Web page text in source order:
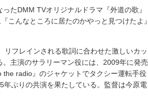
たDMM TVオリジナルドラマ『外道の歌』
こんなところに居たのかやっと見つけたよ』
フレインされる歌詞に合わせた激しいカッ
主演のサラリーマン役には、2009年に発売
radio』のジャケットでタクシー運転手役
ぶりの共演を果たしている。監督は今原電